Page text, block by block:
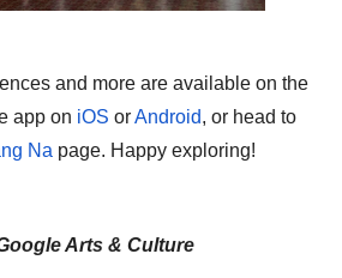
and more are available on the
app on iOS or Android, or head to
Na page. Happy exploring!
Arts & Culture